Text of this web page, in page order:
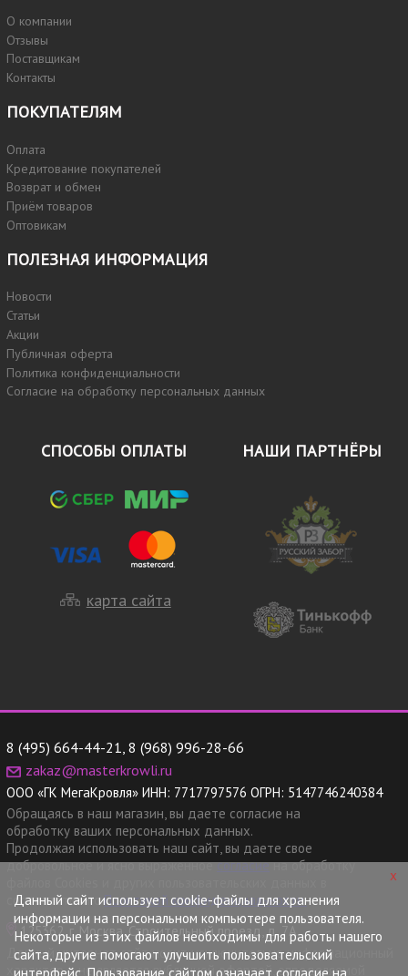
Данный сайт использует cookie-файлы для хранения
информации на персональном компьютере пользователя.
Некоторые из этих файлов необходимы для работы нашего
сайта, другие помогают улучшить пользовательский
интерфейс. Пользование сайтом означает согласие на
x
О компании
Отзывы
Поставщикам
Контакты
ПОКУПАТЕЛЯМ
Оплата
Кредитование покупателей
Возврат и обмен
Приём товаров
Оптовикам
ПОЛЕЗНАЯ ИНФОРМАЦИЯ
Новости
Статьи
Акции
Публичная оферта
Политика конфиденциальности
Согласие на обработку персональных данных
СПОСОБЫ ОПЛАТЫ
карта сайта
НАШИ ПАРТНЁРЫ
8 (495) 664-44-21, 8 (968) 996-28-66
zakaz@masterkrowli.ru
ООО «ГК МегаКровля» ИНН: 7717797576 ОГРН: 5147746240384
Обращаясь в наш магазин, вы даете согласие на
обработку ваших персональных данных.
Продолжая использовать наш сайт, вы даете свое
добровольное и ясно выраженноесогласиена обработку
соответствии сПолитикой конфиденциальности.
125362, г. Москва, Строительный проезд, д. 7А
Данный интернет сайт носит исключительно информационный
характер и не является публичной офертой, определяемой